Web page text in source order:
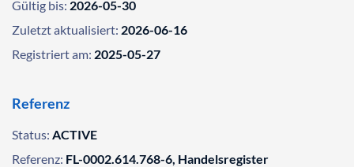
Gültig bis: 2026-05-30
Zuletzt aktualisiert: 2026-06-16
Registriert am: 2025-05-27
Referenz
Status: ACTIVE
Referenz: FL-0002.614.768-6, Handelsregister